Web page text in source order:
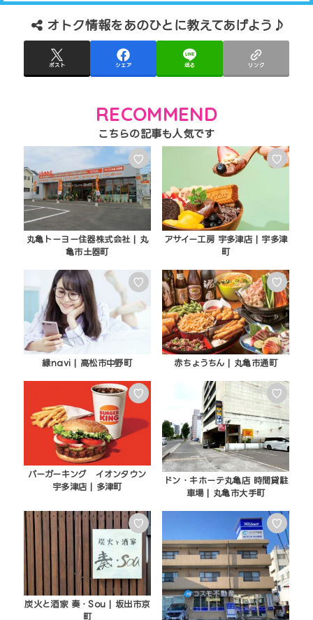
オトク情報をあのひとに教えてあげよう♪
ポスト シェア 送る リンク
RECOMMEND
♡
丸亀トーヨー住器株式会社 | 丸
亀市土器町
♡
アサイー工房 宇多津店 | 宇多津
町
♡
縁navi | 高松市中野町
♡
赤ちょうちん | 丸亀市通町
♡
バーガーキング イオンタウン
宇多津店 | 多津町
♡
ドン・キホーテ丸亀店 時間貸駐
車場 | 丸亀市大手町
♡
炭火と酒家 奏・Sou | 坂出市京
町
♡